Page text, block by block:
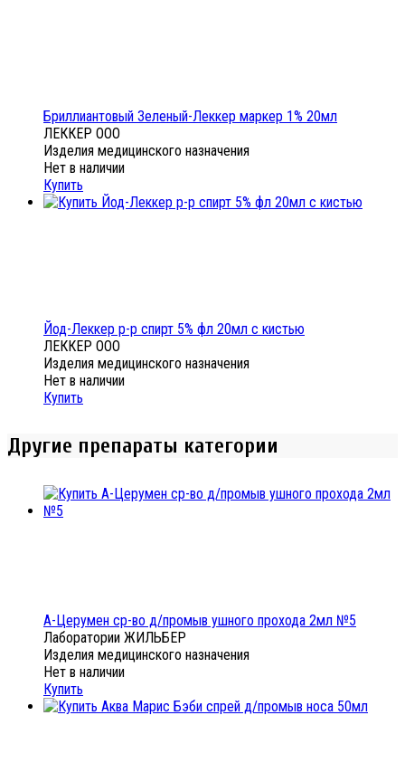
Бриллиантовый Зеленый-Леккер маркер 1% 20мл
ЛЕККЕР ООО
Изделия медицинского назначения
Нет в наличии
Купить
Йод-Леккер р-р спирт 5% фл 20мл с кистью
ЛЕККЕР ООО
Изделия медицинского назначения
Нет в наличии
Купить
Другие препараты категории
А-Церумен ср-во д/промыв ушного прохода 2мл №5
Лаборатории ЖИЛЬБЕР
Изделия медицинского назначения
Нет в наличии
Купить